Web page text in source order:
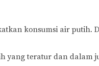
konsumsi air
teratur dan dalam